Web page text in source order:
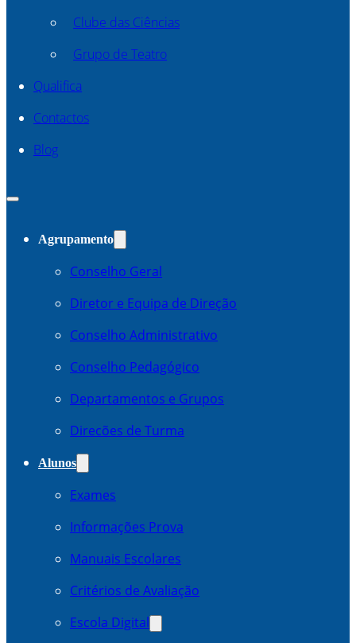
Clube das Ciências
Grupo de Teatro
Qualifica
Contactos
Blog
Agrupamento
Conselho Geral
Diretor e Equipa de Direção
Conselho Administrativo
Conselho Pedagógico
Departamentos e Grupos
Direcões de Turma
Alunos
Exames
Informações Prova
Manuais Escolares
Critérios de Avaliação
Escola Digital